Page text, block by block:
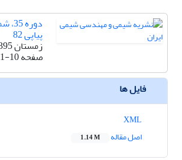
پیاپی 82
زمستان 1395
صفحه1-10
فایل ها
اصل مقاله
1.14 M